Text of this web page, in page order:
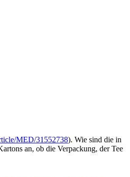
MED/31552738). Wie sind die in
an, ob die Verpackung, der Tee